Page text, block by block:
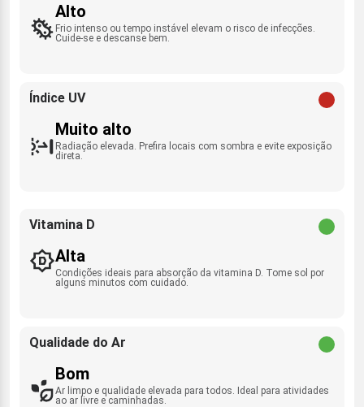
Alto
Frio intenso ou tempo instável elevam o risco de infecções.
Cuide-se e descanse bem.
Índice UV
Muito alto
Radiação elevada. Prefira locais com sombra e evite exposição
direta.
Vitamina D
Alta
Condições ideais para absorção da vitamina D. Tome sol por
alguns minutos com cuidado.
Qualidade do Ar
Bom
Ar limpo e qualidade elevada para todos. Ideal para atividades
ao ar livre e caminhadas.